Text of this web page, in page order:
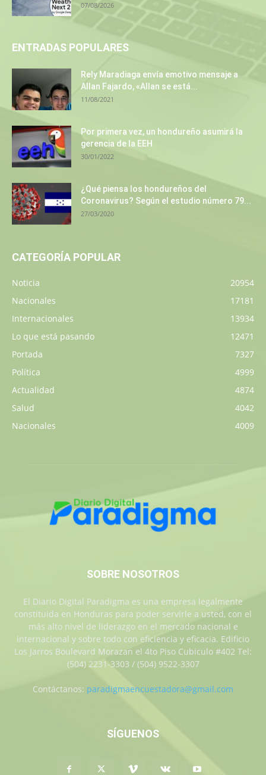
07/08/2026
ENTRADAS POPULARES
Rely Maradiaga envía emotivo mensaje a
Allan Fajardo, «Allan se está...
11/08/2021
Por primera vez, un hondureño asumirá la
gerencia de la EEH
30/01/2022
¿Qué piensa los hondureños del
Coronavirus? Según el estudio número 79...
27/03/2020
CATEGORÍA POPULAR
Noticia
20954
Nacionales
17181
Internacionales
13934
Lo que está pasando
12471
Portada
7327
Política
4999
Actualidad
4874
Salud
4042
Nacionales
4009
SOBRE NOSOTROS
El Diario Digital Paradigma es una empresa legalmente
constituida en Honduras para poder servirle a usted, con el
más alto nivel de liderazgo en el mercado nacional e
internacional y sobre todo con eficiencia y eficacia. Edificio
Los Jarros Boulevard Morazan el 4to Piso Cubiculo #402 Tel:
(504) 2231-3303 / (504) 9522-3307
Contáctanos: paradigmaencuestadora@gmail.com
SÍGUENOS